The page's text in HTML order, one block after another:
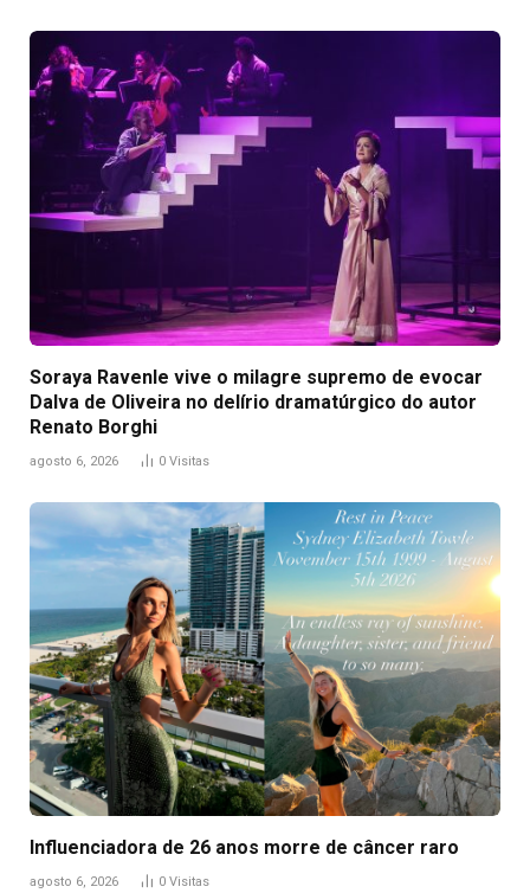
Soraya Ravenle vive o milagre supremo de evocar
Dalva de Oliveira no delírio dramatúrgico do autor
Renato Borghi
agosto 6, 2026 0 Visitas
Influenciadora de 26 anos morre de câncer raro
agosto 6, 2026 0 Visitas